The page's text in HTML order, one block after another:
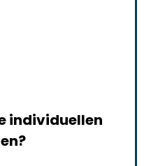
individuellen